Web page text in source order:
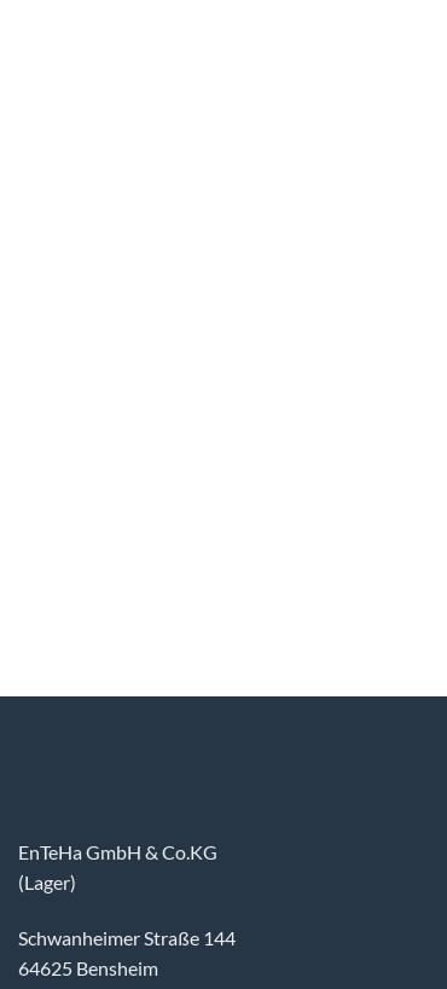
EnTeHa GmbH & Co.KG
(Lager)
Schwanheimer Straße 144
64625 Bensheim